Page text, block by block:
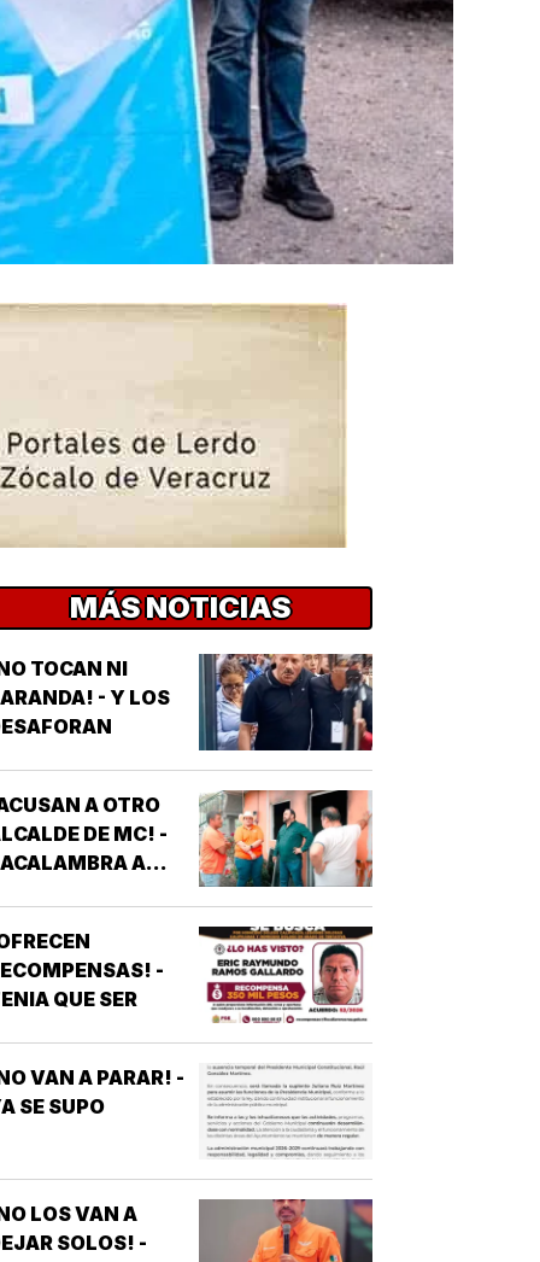
MÁS NOTICIAS
TOCAN NI
- Y LOS
A OTRO
DE MC! -
A
-
QUE SER
VAN A PARAR! -
SE SUPO
LOS VAN A
SOLOS! -